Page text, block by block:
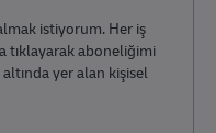
istiyorum. Her iş
tıklayarak aboneliğimi
yer alan kişisel